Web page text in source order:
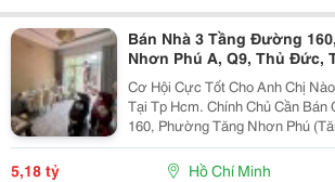
Bán Nhà 3 Tầng Đường
Nhơn Phú A, Q9, Thủ Đức,
Sổ Hồng Riêng. Giá 5,18 Tỷ
Cơ Hội Cực Tốt Cho Anh Chị
Tại Tp Hcm. Chính Chủ Cần
160, Phường Tăng Nhơn Phú
Cũ). Vị Trí Nhà Nằm Trong Khu Dân Cư Ổn Định, Giao
Thông Thuận Tiện Chỉ Vài Bước
5,18 tỷ Hồ Chí Minh